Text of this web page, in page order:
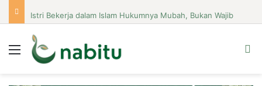
Istri Bekerja dalam Islam Hukumnya Mubah, Bukan Wajib
Menu